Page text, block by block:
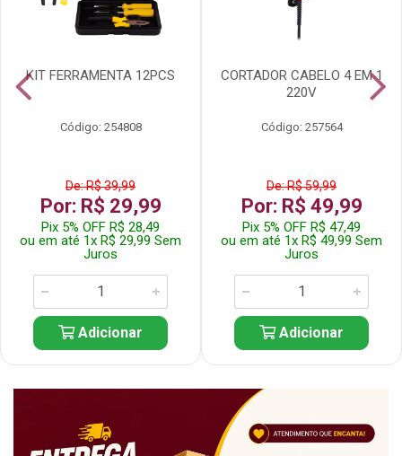
KIT FERRAMENTA 12PCS
Código: 254808
De: R$ 39,99
Por: R$ 29,99
Pix 5% OFF R$ 28,49
ou em até 1x R$ 29,99 Sem
Juros
Adicionar
CORTADOR CABELO 4 EM 1
220V
Código: 257564
De: R$ 59,99
Por: R$ 49,99
Pix 5% OFF R$ 47,49
ou em até 1x R$ 49,99 Sem
Juros
Adicionar